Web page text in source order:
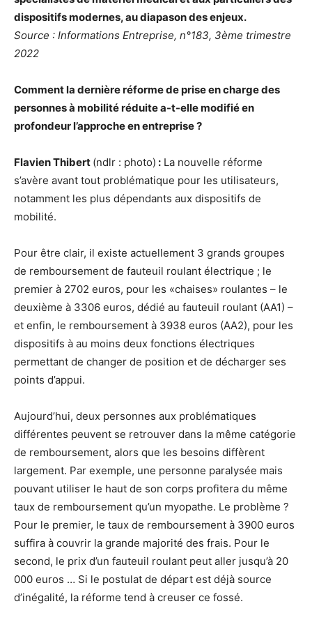
dispositifs modernes, au diapason des enjeux.
Source : Informations Entreprise, n°183, 3ème trimestre
2022
Comment la dernière réforme de prise en charge des
personnes à mobilité réduite a-t-elle modifié en
profondeur l’approche en entreprise ?
Flavien Thibert (ndlr : photo) : La nouvelle réforme
s’avère avant tout problématique pour les utilisateurs,
notamment les plus dépendants aux dispositifs de
mobilité.
Pour être clair, il existe actuellement 3 grands groupes
de remboursement de fauteuil roulant électrique ; le
premier à 2702 euros, pour les «chaises» roulantes – le
deuxième à 3306 euros, dédié au fauteuil roulant (AA1) –
et enfin, le remboursement à 3938 euros (AA2), pour les
dispositifs à au moins deux fonctions électriques
permettant de changer de position et de décharger ses
points d’appui.
Aujourd’hui, deux personnes aux problématiques
différentes peuvent se retrouver dans la même catégorie
de remboursement, alors que les besoins diffèrent
largement. Par exemple, une personne paralysée mais
pouvant utiliser le haut de son corps profitera du même
taux de remboursement qu’un myopathe. Le problème ?
Pour le premier, le taux de remboursement à 3900 euros
suffira à couvrir la grande majorité des frais. Pour le
second, le prix d’un fauteuil roulant peut aller jusqu’à 20
000 euros … Si le postulat de départ est déjà source
d’inégalité, la réforme tend à creuser ce fossé.